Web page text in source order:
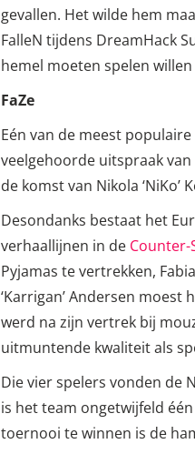
gevallen. Het wilde hem
FalleN tijdens DreamHack
hemel moeten spelen
FaZe
Eén van de meest
veelgehoorde uitspraak
de komst van Nikola
Desondanks bestaat het
verhaallijnen in de Counter-
Pyjamas te vertrekken,
‘Karrigan’ Andersen
werd na zijn vertrek bij
uitmuntende kwaliteit als
Die vier spelers vonden de
is het team ongetwijfeld
toernooi te winnen is de